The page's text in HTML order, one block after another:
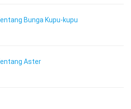
Bunga Kupu-kupu
Aster